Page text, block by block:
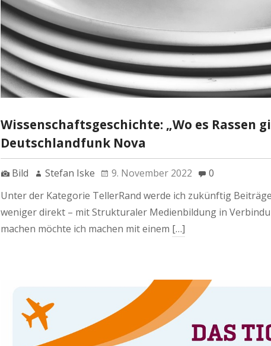
Wissenschaftsgeschichte: „Wo es Rassen
Deutschlandfunk Nova
Bild Stefan Iske 9. November 2022
0
Unter der Kategorie TellerRand werde ich zukünftig
weniger direkt – mit Strukturaler Medienbildung in
machen möchte ich machen mit einem […]